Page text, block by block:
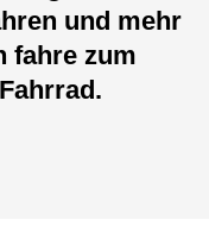
und mehr
fahre zum